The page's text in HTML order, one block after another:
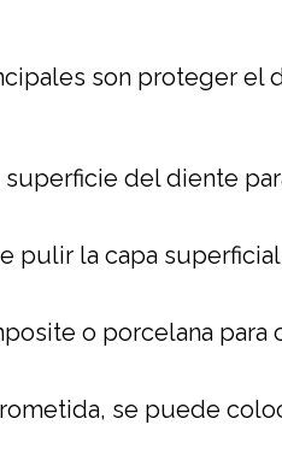
son proteger el
del diente
pulir la capa
o porcelana para
se puede